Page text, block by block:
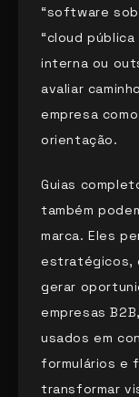
“software
“cloud
interna ou
avaliar
empresa
orientação.
Guias
também
marca. Eles
estratégicos,
gerar
empresas
usados em
formulários e
transformar